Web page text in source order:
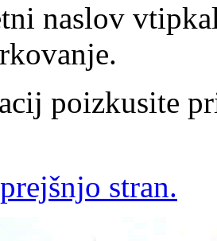
naslov
poizkusite
prejšnjo stran.